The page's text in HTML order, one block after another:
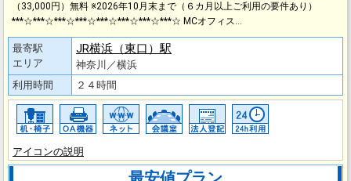
（33,000円）無料 ※2026年10月末まで（６カ月以上ご利用の要件あり）
***☆***☆***☆***☆***☆***☆***☆***☆ MCオフィス…
最寄駅
エリア
JR横浜（東口）駅
神奈川／横浜
利用時間
２４時間
アイコンの説明